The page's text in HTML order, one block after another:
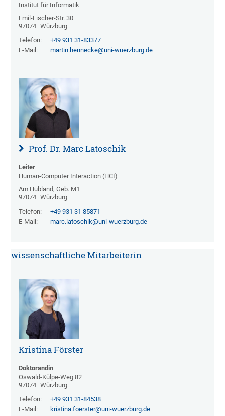
Institut für Informatik
Emil-Fischer-Str. 30
97074 Würzburg
Telefon:
+49 931 31-83377
E-Mail:
martin.hennecke@uni-wuerzburg.de
Prof. Dr. Marc Latoschik
Leiter
Human-Computer Interaction (HCI)
Am Hubland, Geb. M1
97074 Würzburg
Telefon:
+49 931 31 85871
E-Mail:
marc.latoschik@uni-wuerzburg.de
wissenschaftliche Mitarbeiterin
Kristina Förster
Doktorandin
Oswald-Külpe-Weg 82
97074 Würzburg
Telefon:
+49 931 31-84538
E-Mail:
kristina.foerster@uni-wuerzburg.de